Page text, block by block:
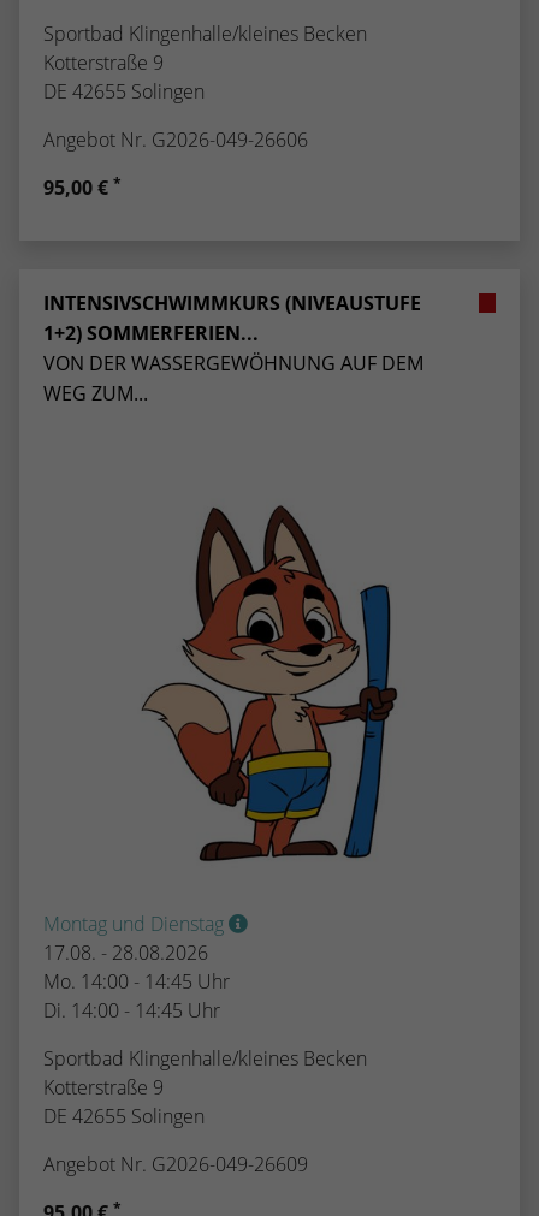
Sportbad Klingenhalle/kleines Becken
Kotterstraße 9
DE 42655 Solingen
Angebot Nr. G2026-049-26606
95,00 € *
INTENSIVSCHWIMMKURS (NIVEAUSTUFE
1+2) SOMMERFERIEN...
VON DER WASSERGEWÖHNUNG AUF DEM
WEG ZUM...
Montag und Dienstag
17.08. - 28.08.2026
Mo. 14:00 - 14:45 Uhr
Di. 14:00 - 14:45 Uhr
Sportbad Klingenhalle/kleines Becken
Kotterstraße 9
DE 42655 Solingen
Angebot Nr. G2026-049-26609
*